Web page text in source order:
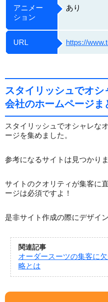
アニメー
ション
あり
URL https://
スタイリッシュでオ
会社のホームページま
スタイリッシュでオシャレな
ージを集めました。
参考になるサイトは見つかり
サイトのクオリティが集客に
ージは必須ですよ！
是非サイト作成の際にデザイ
関連記事
オーダースーツの集客に
略とは